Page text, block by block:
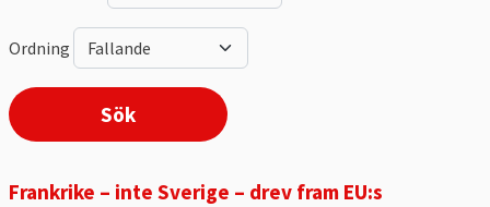
Ordning
Frankrike – inte Sverige – drev fram EU:s